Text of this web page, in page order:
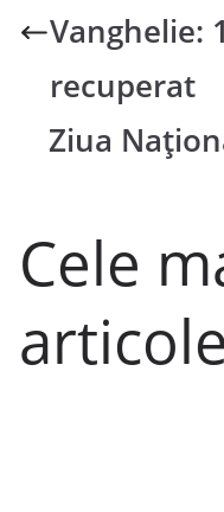
Vanghelie:
recuperat
Ziua
Cele
articole